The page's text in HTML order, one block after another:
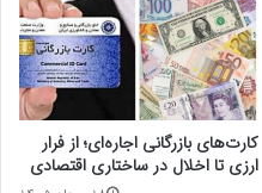
کارت‌های بازرگانی اجاره‌ای؛ از فرار
ارزی تا اخلال در ساختاری اقتصادی